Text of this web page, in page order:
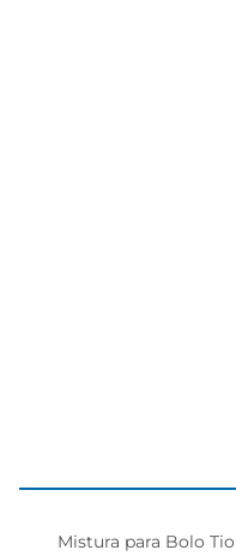
Mistura para Bolo